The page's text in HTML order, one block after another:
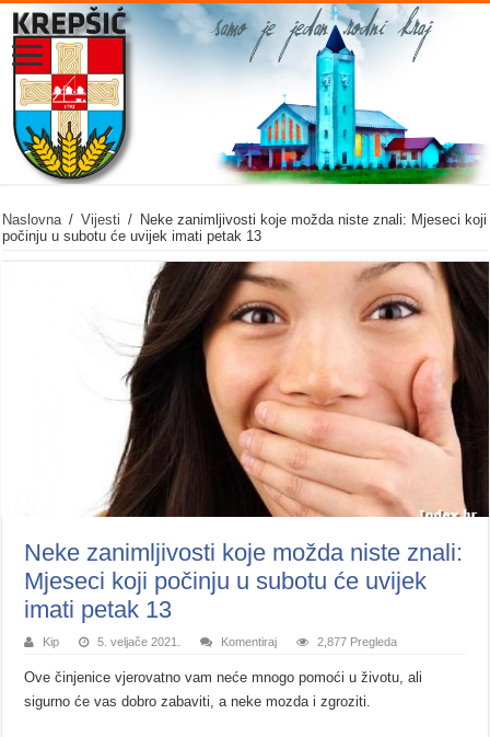
Naslovna / Vijesti / Neke zanimljivosti koje možda niste znali: Mjeseci koji
počinju u subotu će uvijek imati petak 13
Neke zanimljivosti koje možda niste znali:
Mjeseci koji počinju u subotu će uvijek
imati petak 13
Kip 5. veljače 2021. Komentiraj 2,877 Pregleda
Ove činjenice vjerovatno vam neće mnogo pomoći u životu, ali
sigurno će vas dobro zabaviti, a neke mozda i zgroziti.